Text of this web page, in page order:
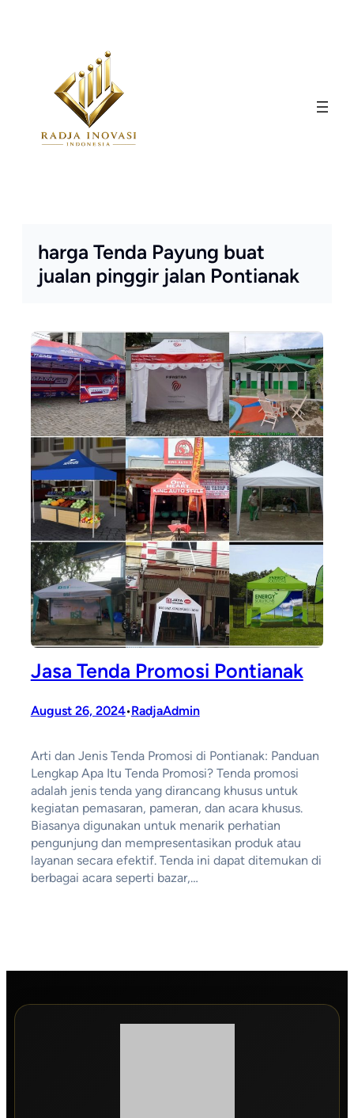
harga Tenda Payung buat
jualan pinggir jalan Pontianak
Jasa Tenda Promosi Pontianak
August 26, 2024•RadjaAdmin
Arti dan Jenis Tenda Promosi di Pontianak: Panduan
Lengkap Apa Itu Tenda Promosi? Tenda promosi
adalah jenis tenda yang dirancang khusus untuk
kegiatan pemasaran, pameran, dan acara khusus.
Biasanya digunakan untuk menarik perhatian
pengunjung dan mempresentasikan produk atau
layanan secara efektif. Tenda ini dapat ditemukan di
berbagai acara seperti bazar,…